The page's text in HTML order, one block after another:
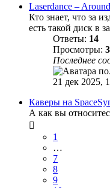
Laserdance ‎–
Кто знает, что за
есть такой диск в
Ответы: 14
Просмотры:
Последнее
21 дек 2025,
Каверы на
А как вы
1
…
7
8
9